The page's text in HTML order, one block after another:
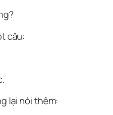
câu:
lại nói thêm: